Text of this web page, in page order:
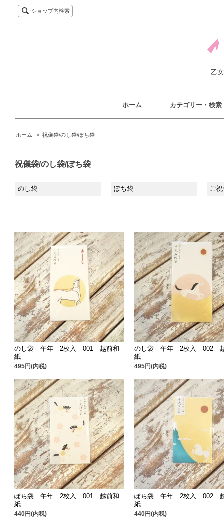
ショップ内検索
乙
ホーム カテゴリー・検索
ホーム > 祝儀袋/のし袋/ぽち袋
祝儀袋/のし袋/ぽち袋
のし袋 ぽち袋 ご
のし袋 午年 2枚入 001 越前和
紙
495円(内税)
のし袋 午年 2枚入 002
紙
495円(内税)
ぽち袋 午年 2枚入 001 越前和
紙
440円(内税)
ぽち袋 午年 2枚入 002
紙
440円(内税)